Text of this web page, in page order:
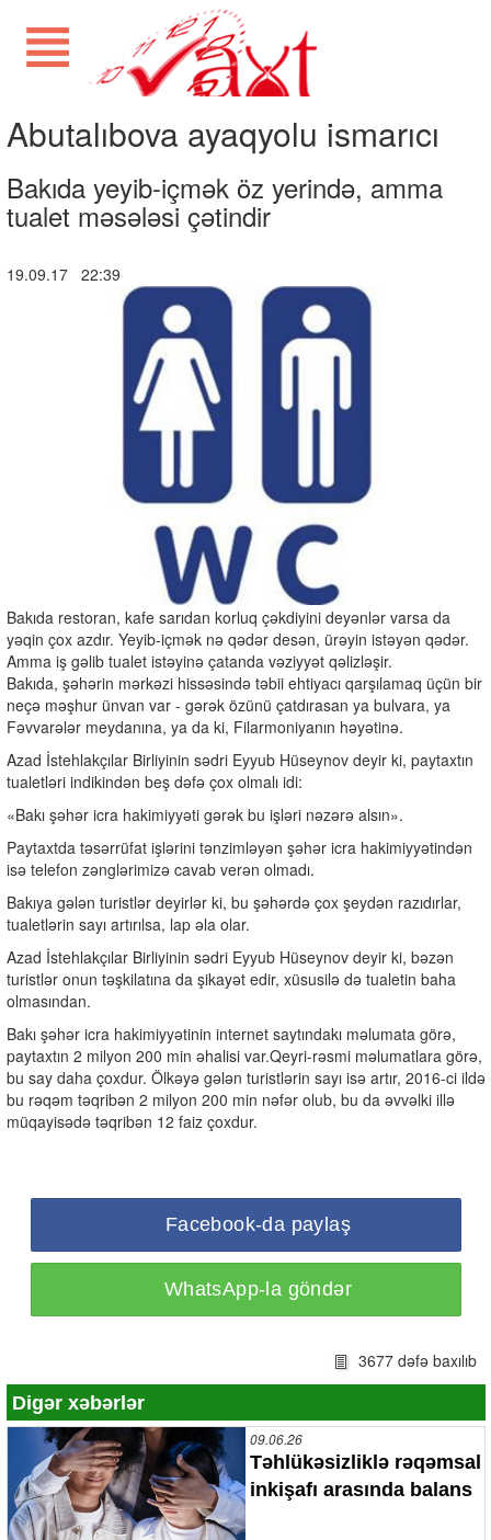
Abutalıbova ayaqyolu ismarıcı
Bakıda yeyib-içmək öz yerində, amma
tualet məsələsi çətindir
19.09.17 22:39
Bakıda restoran, kafe sarıdan korluq çəkdiyini deyənlər varsa da
yəqin çox azdır. Yeyib-içmək nə qədər desən, ürəyin istəyən qədər.
Amma iş gəlib tualet istəyinə çatanda vəziyyət qəlizləşir.
Bakıda, şəhərin mərkəzi hissəsində təbii ehtiyacı qarşılamaq üçün bir
neçə məşhur ünvan var - gərək özünü çatdırasan ya bulvara, ya
Fəvvarələr meydanına, ya da ki, Filarmoniyanın həyətinə.
Azad İstehlakçılar Birliyinin sədri Eyyub Hüseynov deyir ki, paytaxtın
tualetləri indikindən beş dəfə çox olmalı idi:
«Bakı şəhər icra hakimiyyəti gərək bu işləri nəzərə alsın».
Paytaxtda təsərrüfat işlərini tənzimləyən şəhər icra hakimiyyətindən
isə telefon zənglərimizə cavab verən olmadı.
Bakıya gələn turistlər deyirlər ki, bu şəhərdə çox şeydən razıdırlar,
tualetlərin sayı artırılsa, lap əla olar.
Azad İstehlakçılar Birliyinin sədri Eyyub Hüseynov deyir ki, bəzən
turistlər onun təşkilatına da şikayət edir, xüsusilə də tualetin baha
olmasından.
Bakı şəhər icra hakimiyyətinin internet saytındakı məlumata görə,
paytaxtın 2 milyon 200 min əhalisi var.Qeyri-rəsmi məlumatlara görə,
bu say daha çoxdur. Ölkəyə gələn turistlərin sayı isə artır, 2016-ci ildə
bu rəqəm təqribən 2 milyon 200 min nəfər olub, bu da əvvəlki illə
müqayisədə təqribən 12 faiz çoxdur.
Facebook-da paylaş
WhatsApp-la göndər
3677 dəfə baxılıb
Digər xəbərlər
09.06.26
Təhlükəsizliklə rəqəmsal
inkişafı arasında balans